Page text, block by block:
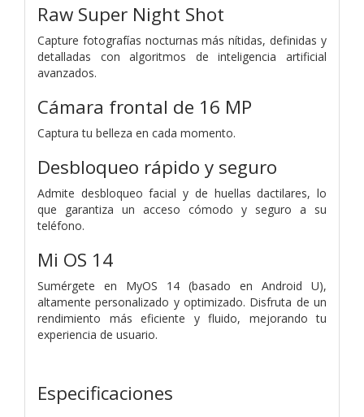
Raw Super Night Shot
Capture fotografías nocturnas más nítidas, definidas y
detalladas con algoritmos de inteligencia artificial
avanzados.
Cámara frontal de 16 MP
Captura tu belleza en cada momento.
Desbloqueo rápido y seguro
Admite desbloqueo facial y de huellas dactilares, lo
que garantiza un acceso cómodo y seguro a su
teléfono.
Mi OS 14
Sumérgete en MyOS 14 (basado en Android U),
altamente personalizado y optimizado. Disfruta de un
rendimiento más eficiente y fluido, mejorando tu
experiencia de usuario.
Especificaciones